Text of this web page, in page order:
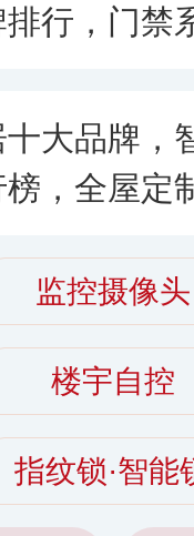
排行，门禁
大品牌，
，全屋定
监控摄像头
楼宇自控
指纹锁·智能